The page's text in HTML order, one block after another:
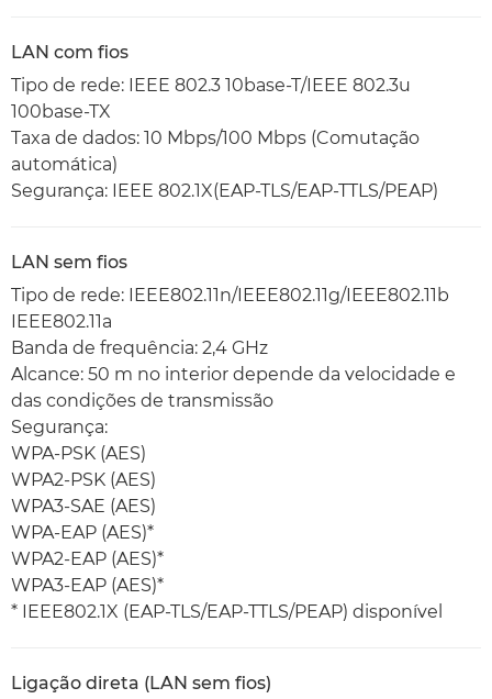
LAN com fios
Tipo de rede: IEEE 802.3 10base-T/IEEE 802.3u
100base-TX
Taxa de dados: 10 Mbps/100 Mbps (Comutação
automática)
Segurança: IEEE 802.1X(EAP-TLS/EAP-TTLS/PEAP)
LAN sem fios
Tipo de rede: IEEE802.11n/IEEE802.11g/IEEE802.11b
IEEE802.11a
Banda de frequência: 2,4 GHz
Alcance: 50 m no interior depende da velocidade e
das condições de transmissão
Segurança:
WPA-PSK (AES)
WPA2-PSK (AES)
WPA3-SAE (AES)
WPA-EAP (AES)*
WPA2-EAP (AES)*
WPA3-EAP (AES)*
* IEEE802.1X (EAP-TLS/EAP-TTLS/PEAP) disponível
Ligação direta (LAN sem fios)